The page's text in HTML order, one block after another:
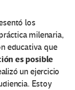
los
milenaria,
educativa que
es posible
un ejercicio
Estoy